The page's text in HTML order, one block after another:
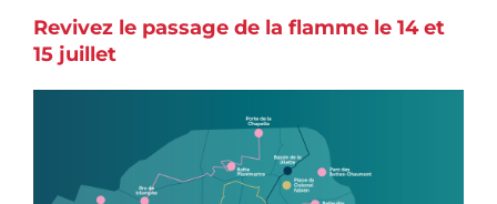
Revivez le passage de la flamme le 14 et
15 juillet